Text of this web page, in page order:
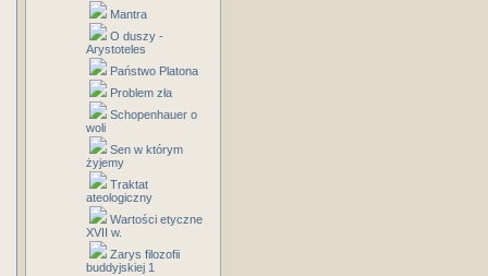
Mantra
O duszy -
Arystoteles
Państwo Platona
Problem zła
Schopenhauer o
woli
Sen w którym
żyjemy
Traktat
ateologiczny
Wartości etyczne
XVII w.
Zarys filozofii
buddyjskiej 1